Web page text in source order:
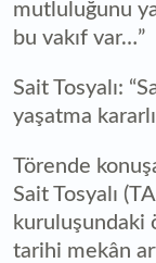
mutluluğunu
bu vakıf var…”
Sait Tosyalı:
yaşatma
Törende
Sait Tosyalı
kuruluşundaki
tarihi mekân